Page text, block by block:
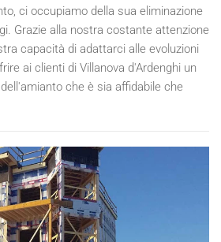
ci occupiamo della sua eliminazione
Grazie alla nostra costante attenzione
capacità di adattarci alle evoluzioni
ai clienti di Villanova d'Ardenghi un
che è sia affidabile che